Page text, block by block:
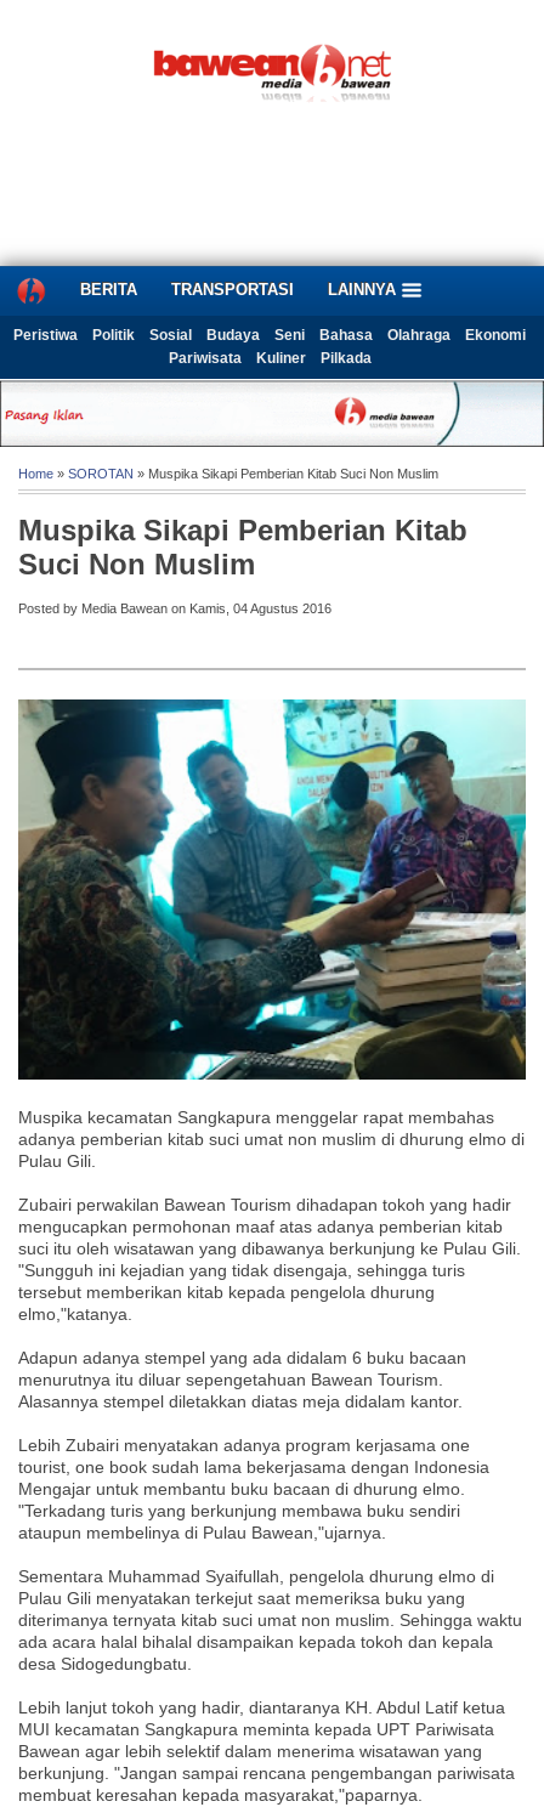
BERITA TRANSPORTASI LAINNYA
Peristiwa Politik Sosial Budaya Seni Bahasa Olahraga
Ekonomi
Pariwisata
Kuliner Pilkada
Home » SOROTAN » Muspika Sikapi Pemberian Kitab Suci Non Muslim
Muspika Sikapi Pemberian Kitab
Suci Non Muslim
Posted by Media Bawean on Kamis, 04 Agustus 2016
Muspika kecamatan Sangkapura menggelar rapat membahas
adanya pemberian kitab suci umat non muslim di dhurung elmo di
Pulau Gili.
Zubairi perwakilan Bawean Tourism dihadapan tokoh yang hadir
mengucapkan permohonan maaf atas adanya pemberian kitab
suci itu oleh wisatawan yang dibawanya berkunjung ke Pulau Gili.
"Sungguh ini kejadian yang tidak disengaja, sehingga turis
tersebut memberikan kitab kepada pengelola dhurung
elmo,"katanya.
Adapun adanya stempel yang ada didalam 6 buku bacaan
menurutnya itu diluar sepengetahuan Bawean Tourism.
Alasannya stempel diletakkan diatas meja didalam kantor.
Lebih Zubairi menyatakan adanya program kerjasama one
tourist, one book sudah lama bekerjasama dengan Indonesia
Mengajar untuk membantu buku bacaan di dhurung elmo.
"Terkadang turis yang berkunjung membawa buku sendiri
ataupun membelinya di Pulau Bawean,"ujarnya.
Sementara Muhammad Syaifullah, pengelola dhurung elmo di
Pulau Gili menyatakan terkejut saat memeriksa buku yang
diterimanya ternyata kitab suci umat non muslim. Sehingga waktu
ada acara halal bihalal disampaikan kepada tokoh dan kepala
desa Sidogedungbatu.
Lebih lanjut tokoh yang hadir, diantaranya KH. Abdul Latif ketua
MUI kecamatan Sangkapura meminta kepada UPT Pariwisata
Bawean agar lebih selektif dalam menerima wisatawan yang
berkunjung. "Jangan sampai rencana pengembangan pariwisata
membuat keresahan kepada masyarakat,"paparnya.